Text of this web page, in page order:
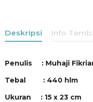
Deskripsi Info
Penulis : Muhaji
Tebal : 440 hlm
Ukuran : 15 x 23 cm